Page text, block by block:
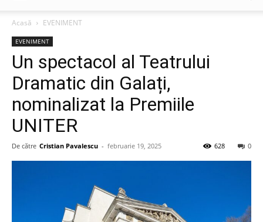
Acasă
EVENIMENT
EVENIMENT
Un spectacol al Teatrului
Dramatic din Galați,
nominalizat la Premiile
UNITER
De către Cristian Pavalescu - februarie 19, 2025 0
628